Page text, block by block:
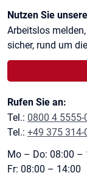
Nutzen Sie
Arbeitslos
sicher, rund um
Rufen Sie an:
Tel.: 0800 4 5555-
Tel.: +49 375 314-
Mo – Do: 08:00 –
Fr: 08:00 – 14:00